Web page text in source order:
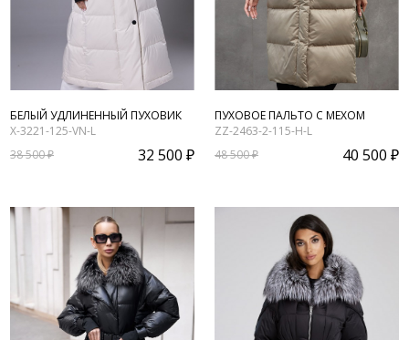
БЕЛЫЙ УДЛИНЕННЫЙ ПУХОВИК
X-3221-125-VN-L
38 500 ₽
32 500 ₽
ПУХОВОЕ ПАЛЬТО С МЕХОМ
ZZ-2463-2-115-H-L
48 500 ₽
40 500 ₽